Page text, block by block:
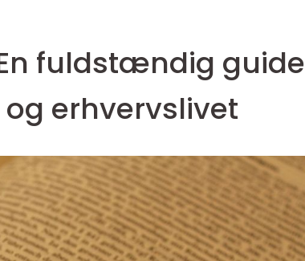
fuldstændig guide
erhvervslivet